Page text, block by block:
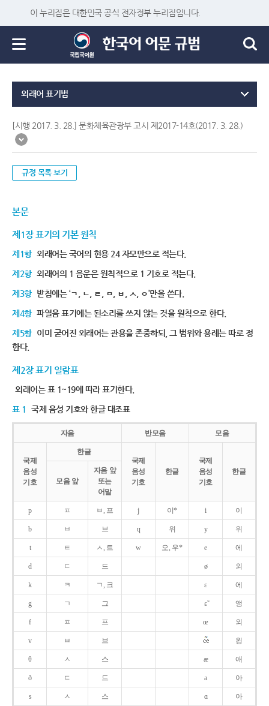
이 누리집은 대한민국 공식 전자정부 누리집입니다.
외래어 표기법
[시행 2017. 3. 28.] 문화체육관광부 고시 제2017-14호(2017. 3. 28.)
규정 목록 보기
본문
제1장 표기의 기본 원칙
제1항 외래어는 국어의 현용 24 자모만으로 적는다.
제2항 외래어의 1 음운은 원칙적으로 1 기호로 적는다.
제3항 받침에는 ‘ㄱ, ㄴ, ㄹ, ㅁ, ㅂ, ㅅ, ㅇ’만을 쓴다.
제4항 파열음 표기에는 된소리를 쓰지 않는 것을 원칙으로 한다.
제5항 이미 굳어진 외래어는 관용을 존중하되, 그 범위와 용례는 따로 정
한다.
제2장 표기 일람표
외래어는 표 1~19에 따라 표기한다.
표 1 국제 음성 기호와 한글 대조표
자음 반모음 모음
국제
음성
기호
한글
국제
음성
기호
한글
국제
음성
기호
한글
모음 앞
자음 앞
또는
어말
p ㅍ ㅂ, 프 j 이* i 이
b ㅂ 브 ɥ 위 y 위
t ㅌ ㅅ, 트 w 오, 우* e 에
d ㄷ 드 ø 외
k ㅋ ㄱ, 크 ɛ 에
g ㄱ 그 ɛ̃ 앵
f ㅍ 프 œ 외
v ㅂ 브 욍
θ ㅅ 스 æ 애
ð ㄷ 드 a 아
s ㅅ 스 ɑ 아